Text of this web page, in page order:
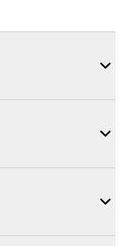


